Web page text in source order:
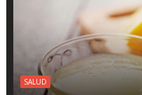
SALUD